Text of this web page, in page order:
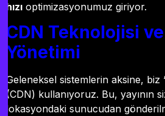
hızı optimizasyonumuz giriyor.
CDN Teknolojisi ve
Yönetimi
Geleneksel sistemlerin aksine, biz
(CDN) kullanıyoruz. Bu, yayının
lokasyondaki sunucudan